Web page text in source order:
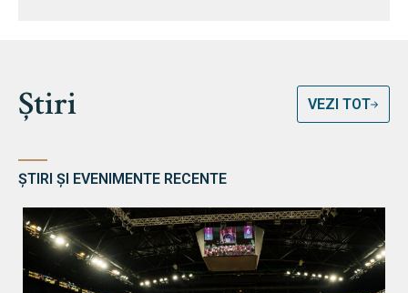
Știri VEZI TOT
ȘTIRI ȘI EVENIMENTE RECENTE